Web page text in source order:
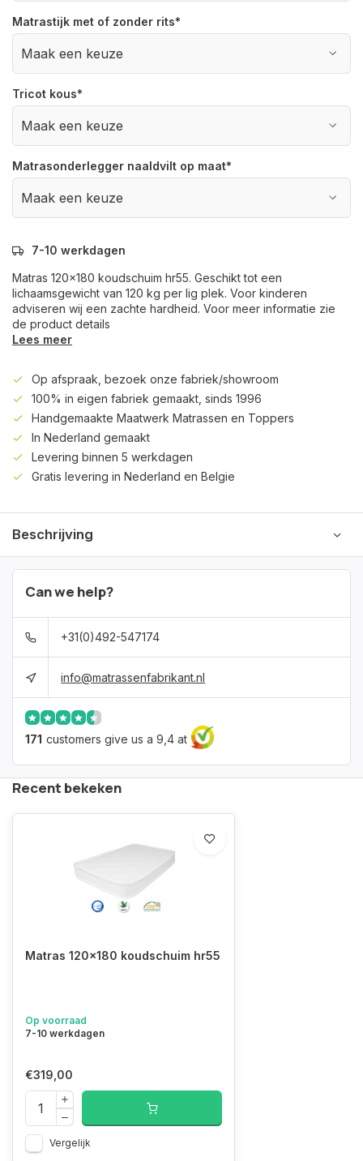
Matrastijk met of zonder rits*
Tricot kous*
Matrasonderlegger naaldvilt op maat*
7-10 werkdagen
Matras 120x180 koudschuim hr55. Geschikt tot een
lichaamsgewicht van 120 kg per lig plek. Voor kinderen
adviseren wij een zachte hardheid. Voor meer informatie zie
de product details
Lees meer
Op afspraak, bezoek onze fabriek/showroom
100% in eigen fabriek gemaakt, sinds 1996
Handgemaakte Maatwerk Matrassen en Toppers
In Nederland gemaakt
Levering binnen 5 werkdagen
Gratis levering in Nederland en Belgie
Beschrijving
Can we help?
+31(0)492-547174
info@matrassenfabrikant.nl
171 customers give us a 9,4 at
Recent bekeken
Matras 120x180 koudschuim hr55
Op voorraad
7-10 werkdagen
€319,00
Vergelijk